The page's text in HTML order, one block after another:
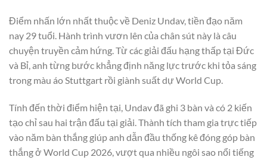
Điểm nhấn lớn nhất thuộc về Deniz Undav, tiền đạo năm
nay 29 tuổi. Hành trình vươn lên của chân sút này là câu
chuyện truyền cảm hứng. Từ các giải đấu hạng thấp tại Đức
và Bỉ, anh từng bước khẳng định năng lực trước khi tỏa sáng
trong màu áo Stuttgart rồi giành suất dự World Cup.
Tính đến thời điểm hiện tại, Undav đã ghi 3 bàn và có 2 kiến
tạo chỉ sau hai trận đấu tại giải. Thành tích tham gia trực tiếp
vào năm bàn thắng giúp anh dẫn đầu thống kê đóng góp bàn
thắng ở World Cup 2026, vượt qua nhiều ngôi sao nổi tiếng